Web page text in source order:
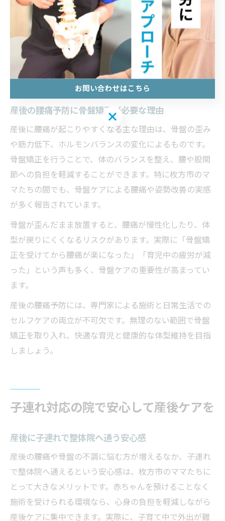
「産後何ヶ月で通ったらいいの？」という疑問には、院
ごとに推奨時期が異なる場合もあるため、ホームページ
や予約時に確認すると安心です。口コミや体験談も参考
にしながら、自分とお子さまが通いやすい院を選びまし
ょう。
産後の腰痛予防に骨盤矯正が必要な理由
産後に腰痛が起こりやすくなる主な理由は、骨盤の歪み
や筋力低下、ホルモンバランスの変化によるものです。
骨盤矯正を行うことで、体のバランスを整え、腰や股関
節への負担を軽減することができます。特に枚方市のマ
マたちの間でも、骨盤ケアによる腰痛や姿勢改善の実感
が多く報告されています。
骨盤が歪んだまま放置すると、腰痛が慢性化したり、体
型が戻りにくくなるリスクがあります。実際に「骨盤矯
正を受けてから腰痛が楽になった」「育児中の疲労が減
った」という声も多く、骨盤ケアの重要性が高まってい
ます。
産後の腰痛予防には、専門家による施術と日常生活での
セルフケアの両立が不可欠です。無理のない範囲で骨盤
矯正を取り入れ、快適な育児と健康的な体型維持を目指
しましょう。
子連れ対応の院で安心して産後ケアを
産後に子連れで整体院へ通う安心感
産後の腰痛や骨盤の不調に悩む方が増えるなか、子連れ
で整体院へ通えるという安心感は、枚方市のママたちに
とって大きなメリットです。赤ちゃんを預けることなく
施術を受けられる環境なら、心身の負担を軽減しながら
産後ケアに集中できます。実際に、子育て中で外出が難
お問い合わせはこちら
お問い合わせはこちら